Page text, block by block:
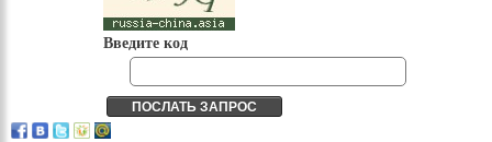
Введите код